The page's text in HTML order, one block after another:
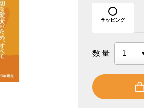
ラッピング
数量